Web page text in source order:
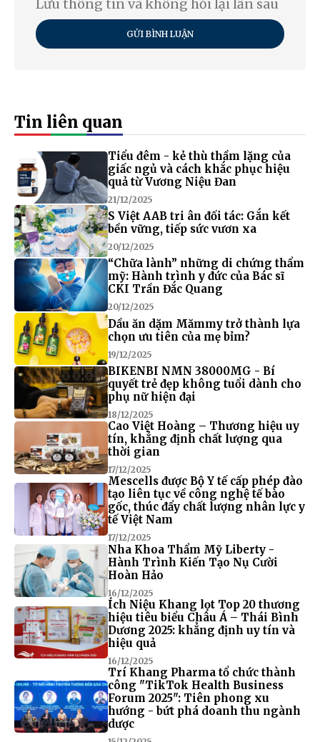
Lưu thông tin và không hỏi lại lần sau
GỬI BÌNH LUẬN
Tin liên quan
Tiểu đêm - kẻ thù thầm lặng của
giấc ngủ và cách khắc phục hiệu
quả từ Vương Niệu Đan
21/12/2025
S Việt AAB tri ân đối tác: Gắn kết
bền vững, tiếp sức vươn xa
20/12/2025
“Chữa lành” những di chứng thẩm
mỹ: Hành trình y đức của Bác sĩ
CKI Trần Đắc Quang
20/12/2025
Dầu ăn dặm Mămmy trở thành lựa
chọn ưu tiên của mẹ bỉm?
19/12/2025
BIKENBI NMN 38000MG - Bí
quyết trẻ đẹp không tuổi dành cho
phụ nữ hiện đại
18/12/2025
Cao Việt Hoàng – Thương hiệu uy
tín, khẳng định chất lượng qua
thời gian
17/12/2025
Mescells được Bộ Y tế cấp phép đào
tạo liên tục về công nghệ tế bào
gốc, thúc đẩy chất lượng nhân lực y
tế Việt Nam
17/12/2025
Nha Khoa Thẩm Mỹ Liberty -
Hành Trình Kiến Tạo Nụ Cười
Hoàn Hảo
16/12/2025
Ích Niệu Khang lọt Top 20 thương
hiệu tiêu biểu Châu Á – Thái Bình
Dương 2025: khẳng định uy tín và
hiệu quả
16/12/2025
Trí Khang Pharma tổ chức thành
công "TikTok Health Business
Forum 2025": Tiên phong xu
hướng - bứt phá doanh thu ngành
dược